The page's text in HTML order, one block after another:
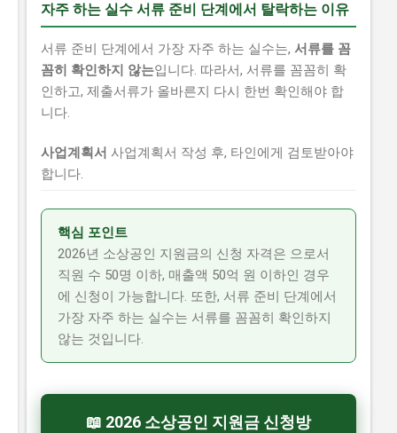
자주 하는 실수 서류 준비 단계에서 탈락하는 이유
서류 준비 단계에서 가장 자주 하는 실수는, 서류를 꼼
꼼히 확인하지 않는입니다. 따라서, 서류를 꼼꼼히 확
인하고, 제출서류가 올바른지 다시 한번 확인해야 합
니다.
사업계획서 사업계획서 작성 후, 타인에게 검토받아야
합니다.
핵심 포인트
2026년 소상공인 지원금의 신청 자격은 으로서
직원 수 50명 이하, 매출액 50억 원 이하인 경우
에 신청이 가능합니다. 또한, 서류 준비 단계에서
가장 자주 하는 실수는 서류를 꼼꼼히 확인하지
않는 것입니다.
📖 2026 소상공인 지원금 신청방